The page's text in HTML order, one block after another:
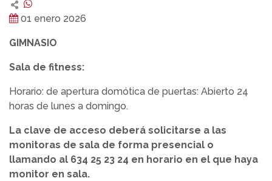
01 enero 2026
GIMNASIO
Sala de fitness:
Horario: de apertura domótica de puertas: Abierto 24
horas de lunes a domingo.
La clave de acceso deberá solicitarse a las
monitoras de sala de forma presencial o
llamando al 634 25 23 24 en horario en el que haya
monitor en sala.